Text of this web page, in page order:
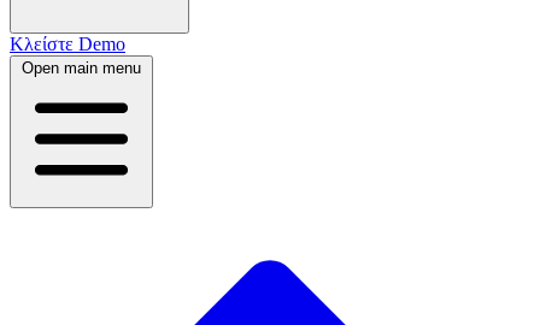
Κλείστε Demo
Open main menu